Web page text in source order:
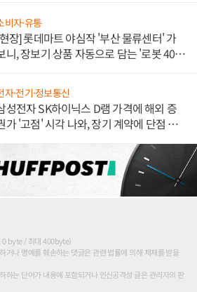
비자·유통
장] 롯데마트 야심작 '부산 물류센터' 가
니, 장보기 상품 자동으로 담는 '로봇 400
자·전기·정보통신
성전자 SK하이닉스 D램 가격에 해외 증
가 '고점' 시각 나와, 장기 계약에 단점 부
0 byte / 최대 400byte)
거나 명예를 훼손하는 댓글은 관련 법률에 의해 제재를 받을
하는 단어가 내용에 포함되거나 인신공격성 글은 관리자의 판